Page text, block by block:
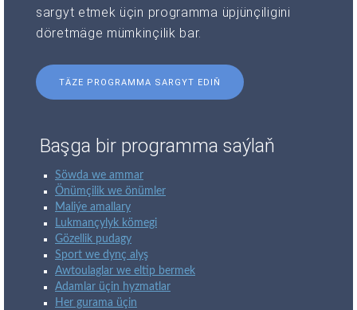
sargyt etmek üçin programma üpjünçiligini
döretmäge mümkinçilik bar.
TÄZE PROGRAMMA SARGYT EDIŇ
Başga bir programma saýlaň
Söwda we ammar
Önümçilik we önümler
Maliýe amallary
Lukmançylyk kömegi
Gözellik pudagy
Sport we dynç alyş
Awtoulaglar we eltip bermek
Adamlar üçin hyzmatlar
Her gurama üçin